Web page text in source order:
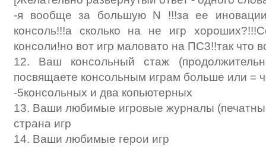
-я вообще за большую N !!!за ее
консоль!!!а сколько на не игр
консоли!но вот игр маловато на ПС3!!так что
12. Ваш консольный стаж
посвящаете консольным играм больше или =
-5консольных и два копьютерных
13. Ваши любимые игровые журналы
страна игр
14. Ваши любимые герои игр